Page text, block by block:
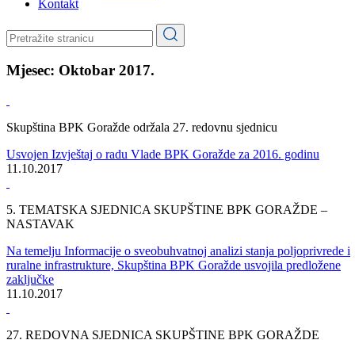
Pale-Prača
Kontakt